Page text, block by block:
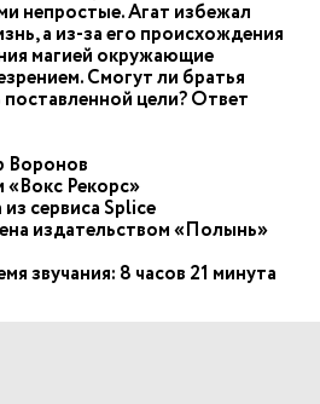
непростые. Агат избежал
а из-за его происхождения
магией окружающие
Смогут ли братья
цели? Ответ
Воронов
Рекорс»
сервиса Splice
издательством «Полынь»
звучания: 8 часов 21 минута